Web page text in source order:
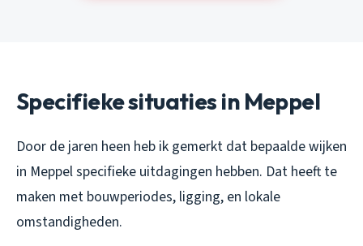
Specifieke situaties in Meppel
Door de jaren heen heb ik gemerkt dat bepaalde wijken
in Meppel specifieke uitdagingen hebben. Dat heeft te
maken met bouwperiodes, ligging, en lokale
omstandigheden.